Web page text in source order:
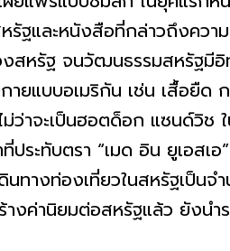
ฐและหนังสือที่กล่าวถึงควา
สหรัฐ จนวัฒนธรรมสหรัฐมี
ายแบบอเมริกัน เช่น เสื้อยื
ม่ว่าจะเป็นฮอตด็อก แซนด์วิ
ระทับตรา “เมด อิน ยูเอส
นทางท่องเที่ยวในสหรัฐเป็น
มต่อสหรัฐแล้ว ยังนำราย